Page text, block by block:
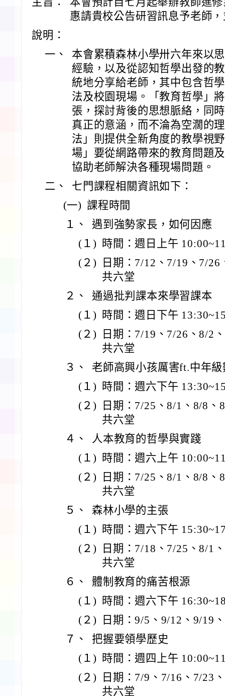
惠請貴校公告研習訊息予老師
說明：
一、
本會累積森林小學卅六年來以
經驗，以及從認知哲學出發的
統地分享給老師，其中包含哲
法及校園現場。「教育哲學」
張，探討背後的思想脈絡，同
真正的意涵，而不淪為空濶的
法」則提供全新角度的教學視
場」要從網路帶來的教育問題
協助老師解決各種現場問題。
二、
七門課程相關資訊如下：
(一) 課程時間
１、
遇到強勢家長，如何因應
(１)
時間：週日上午
(２)
日期：7/12、7/19、7/
共六堂
２、
通過批判課本來學習課本
(１)
時間：週日下午
(２)
日期：7/19、7/26、8/2
共六堂
３、
老師高興小孩厲害ft.中年級
(１)
時間：週六下午
(２)
日期：7/25、8/1、8/8、
共六堂
４、
人本教育的哲學與實踐
(１)
時間：週六上午
(２)
日期：7/25、8/1、8/8、
共六堂
５、
森林小學的主張
(１)
時間：週六下午
(２)
日期：7/18、7/25、8/1
共六堂
６、
體制教育的痛苦根源
(１)
時間：週六下午
(２)
日期：9/5、9/12、9/19
７、
把握要領學歷史
(１)
時間：週四上午
(２)
日期：7/9、7/16、7/23
共六堂